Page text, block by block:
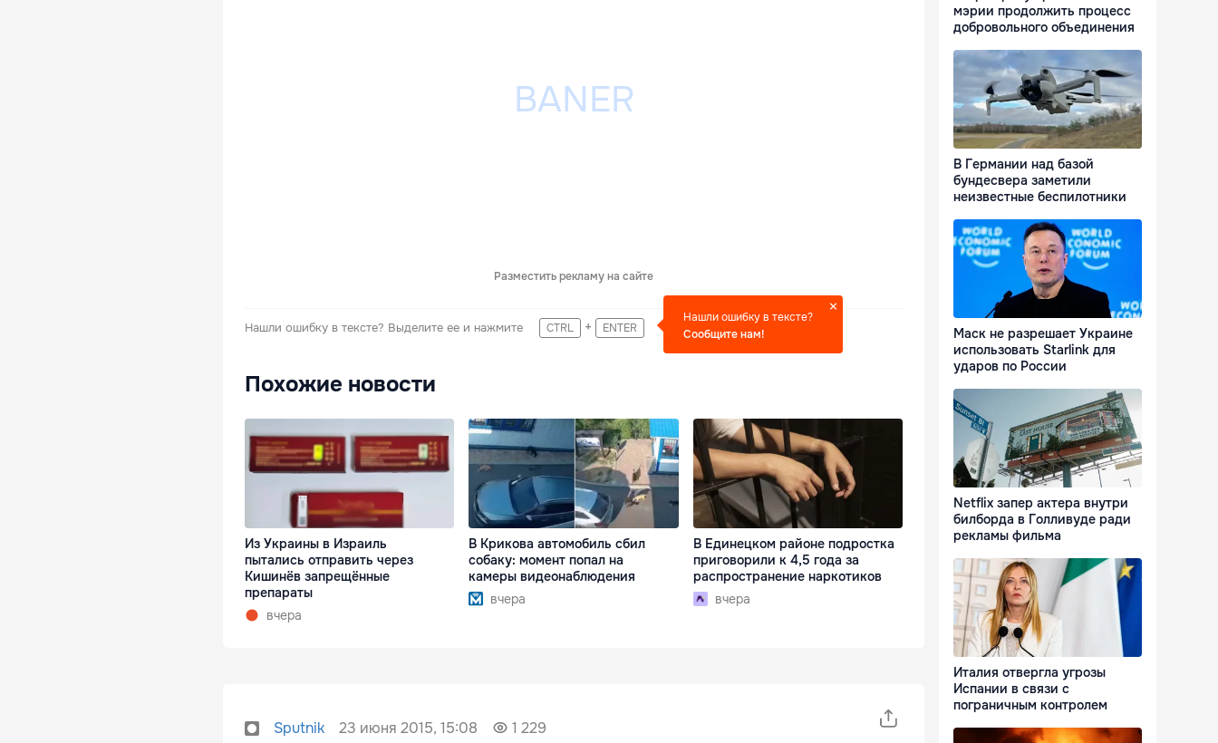
Разместить рекламу на сайте
Нашли ошибку в тексте? Выделите ее и нажмите CTRL + ENTER
Нашли ошибку в тексте?
Сообщите нам!
Похожие новости
Из Украины в Израиль
пытались отправить через
Кишинёв запрещённые
препараты
вчера
В Крикова автомобиль сбил
собаку: момент попал на
камеры видеонаблюдения
вчера
В Единецком районе подростка
приговорили к 4,5 года за
распространение наркотиков
вчера
Sputnik 23 июня 2015, 15:08 1 229
мэрии продолжить процесс
добровольного объединения
В Германии над базой
бундесвера заметили
неизвестные беспилотники
Маск не разрешает Украине
использовать Starlink для
ударов по России
Netflix запер актера внутри
билборда в Голливуде ради
рекламы фильма
Италия отвергла угрозы
Испании в связи с
пограничным контролем